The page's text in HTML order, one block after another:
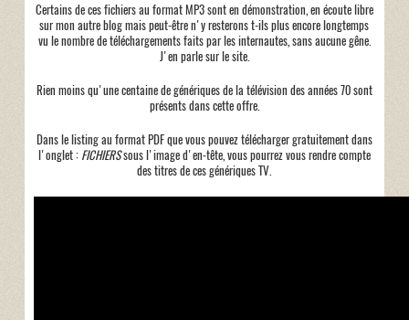
Certains de ces fichiers au format MP3 sont en démonstration, en écoute libre
sur mon autre blog mais peut-être n'y resterons t-ils plus encore longtemps
vu le nombre de téléchargements faits par les internautes, sans aucune gêne.
J'en parle sur le site.
Rien moins qu'une centaine de génériques de la télévision des années 70 sont
présents dans cette offre.
Dans le listing au format PDF que vous pouvez télécharger gratuitement dans
l'onglet :FICHIERSsous l'image d'en-tête, vous pourrez vous rendre compte
des titres de ces génériques TV.